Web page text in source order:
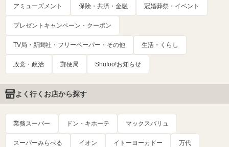
アミューズメント 保険・共済・金融 冠婚葬祭・イベント
プレゼントキャンペーン・クーポン
TV局・新聞社・フリーペーパー・その他 生活・くらし
政党・政治 郵便局 Shufoo!お知らせ
よく行くお店から探す
業務スーパー ドン・キホーテ マックスバリュ
スーパーみらべる イオン イトーヨーカドー 万代